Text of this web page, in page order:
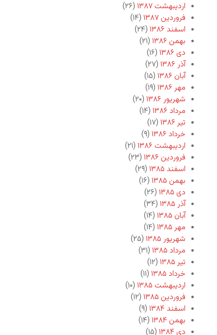
اردیبهشت ۱۳۸۷
(۲۶)
فروردین ۱۳۸۷
(۱۴)
اسفند ۱۳۸۶
(۲۴)
بهمن ۱۳۸۶
(۲۱)
دی ۱۳۸۶
(۱۶)
آذر ۱۳۸۶
(۲۷)
آبان ۱۳۸۶
(۱۵)
مهر ۱۳۸۶
(۱۹)
شهریور ۱۳۸۶
(۲۰)
مرداد ۱۳۸۶
(۱۴)
تیر ۱۳۸۶
(۱۷)
خرداد ۱۳۸۶
(۹)
اردیبهشت ۱۳۸۶
(۲۱)
فروردین ۱۳۸۶
(۲۳)
اسفند ۱۳۸۵
(۲۹)
بهمن ۱۳۸۵
(۱۶)
دی ۱۳۸۵
(۲۶)
آذر ۱۳۸۵
(۳۴)
آبان ۱۳۸۵
(۱۴)
مهر ۱۳۸۵
(۱۴)
شهریور ۱۳۸۵
(۲۵)
مرداد ۱۳۸۵
(۳۱)
تیر ۱۳۸۵
(۱۲)
خرداد ۱۳۸۵
(۱۱)
اردیبهشت ۱۳۸۵
(۱۰)
فروردین ۱۳۸۵
(۱۲)
اسفند ۱۳۸۴
(۹)
بهمن ۱۳۸۴
(۱۴)
دی ۱۳۸۴
(۱۵)